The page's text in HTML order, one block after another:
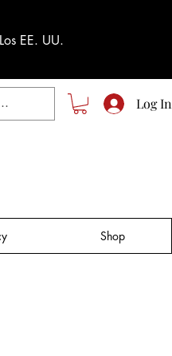
EE. UU.
Log In
Shop